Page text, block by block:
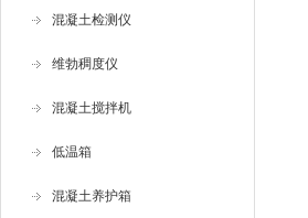
混凝土检测仪
维勃稠度仪
混凝土搅拌机
低温箱
混凝土养护箱